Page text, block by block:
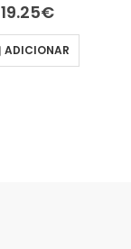
19.25€
ADICIONAR